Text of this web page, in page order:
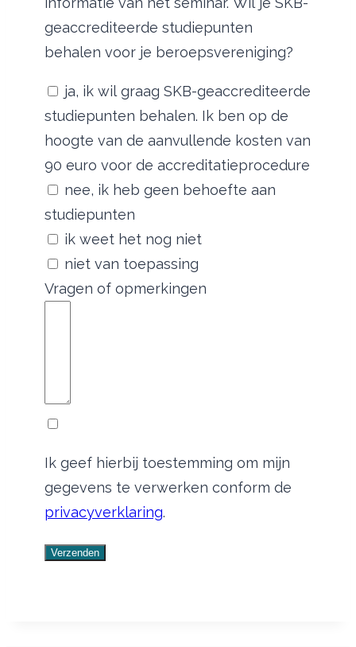
geaccrediteerde studiepunten
behalen voor je beroepsvereniging?
ja, ik wil graag SKB-geaccrediteerde
studiepunten behalen. Ik ben op de
hoogte van de aanvullende kosten van
90 euro voor de accreditatieprocedure
nee, ik heb geen behoefte aan
studiepunten
ik weet het nog niet
niet van toepassing
Vragen of opmerkingen
Ik geef hierbij toestemming om mijn
gegevens te verwerken conform de
privacyverklaring.
Verzenden